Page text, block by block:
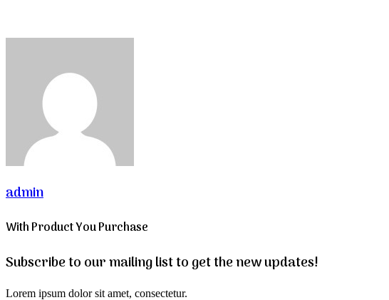
admin
With Product You Purchase
Subscribe to our mailing list to get the new updates!
Lorem ipsum dolor sit amet, consectetur.